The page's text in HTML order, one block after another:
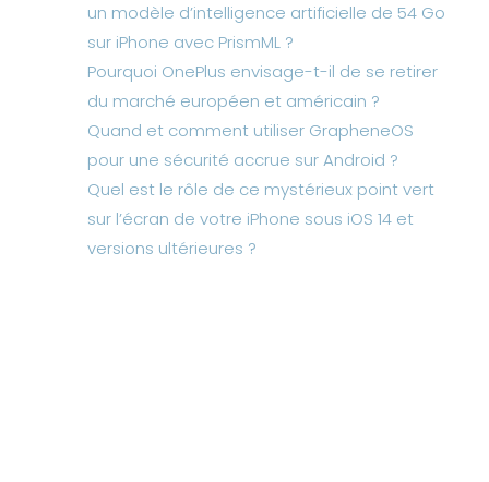
un modèle d’intelligence artificielle de 54 Go
sur iPhone avec PrismML ?
Pourquoi OnePlus envisage-t-il de se retirer
du marché européen et américain ?
Quand et comment utiliser GrapheneOS
pour une sécurité accrue sur Android ?
Quel est le rôle de ce mystérieux point vert
sur l’écran de votre iPhone sous iOS 14 et
versions ultérieures ?